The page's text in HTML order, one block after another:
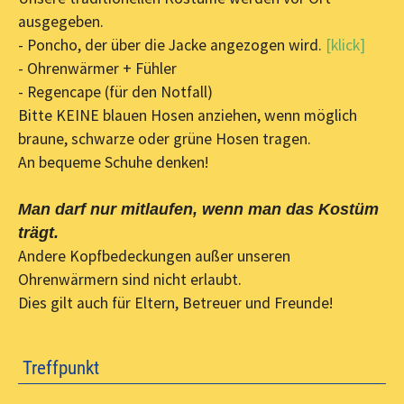
ausgegeben.
- Poncho, der über die Jacke angezogen wird. [klick]
- Ohrenwärmer + Fühler
- Regencape (für den Notfall)
Bitte KEINE blauen Hosen anziehen, wenn möglich
braune, schwarze oder grüne Hosen tragen.
An bequeme Schuhe denken!
Man darf nur mitlaufen, wenn man das Kostüm
trägt.
Andere Kopfbedeckungen außer unseren
Ohrenwärmern sind nicht erlaubt.
Dies gilt auch für Eltern, Betreuer und Freunde!
Treffpunkt